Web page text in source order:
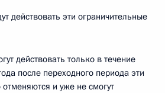
действовать эти ограничительные
действовать только в течение
после переходного периода эти
и уже не смогут